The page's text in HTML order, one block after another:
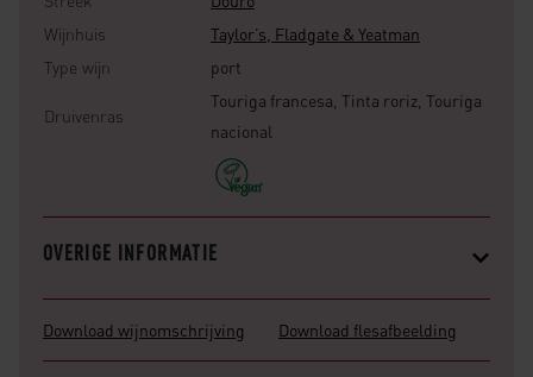
Wijnhuis
Taylor’s, Fladgate & Yeatman
Type wijn
port
Druivenras
Touriga francesa, Tinta roriz, Touriga
nacional
OVERIGE INFORMATIE
Download wijnomschrijving Download flesafbeelding